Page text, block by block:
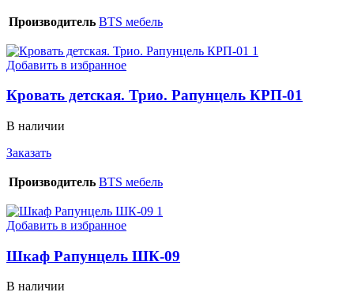
Производитель BTS мебель
Добавить в избранное
Кровать детская. Трио. Рапунцель КРП-01
В наличии
Заказать
Производитель BTS мебель
Добавить в избранное
Шкаф Рапунцель ШК-09
В наличии